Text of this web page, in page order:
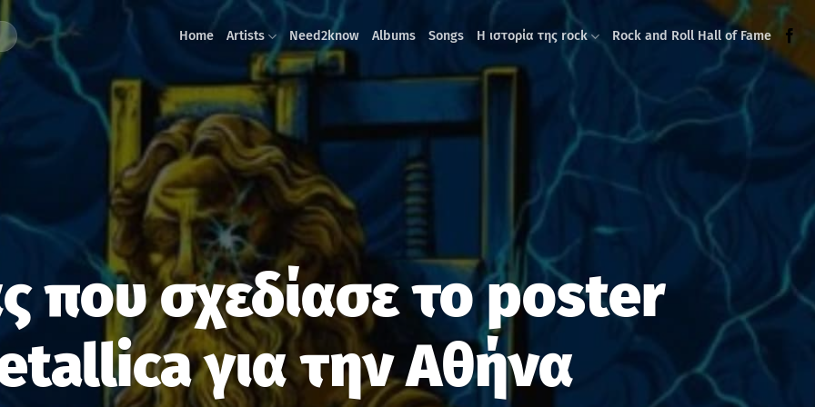
Home Artists Need2know Albums Songs Η ιστορία της rock Rock and Roll Hall of Fame
που σχεδίασε το poster
για την Αθήνα